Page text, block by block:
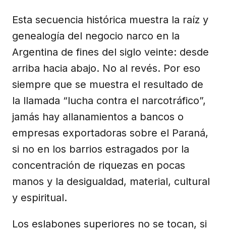
Esta secuencia histórica muestra la raíz y
genealogía del negocio narco en la
Argentina de fines del siglo veinte: desde
arriba hacia abajo. No al revés. Por eso
siempre que se muestra el resultado de
la llamada “lucha contra el narcotráfico”,
jamás hay allanamientos a bancos o
empresas exportadoras sobre el Paraná,
si no en los barrios estragados por la
concentración de riquezas en pocas
manos y la desigualdad, material, cultural
y espiritual.
Los eslabones superiores no se tocan, si